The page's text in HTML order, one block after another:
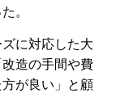
。
に対応した大
造の手間や費
が良い」と顧